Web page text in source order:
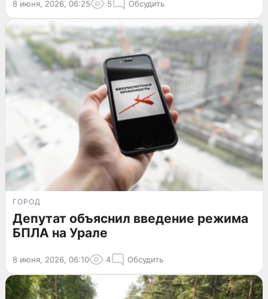
8 июня, 2026, 06:25 5 Обсудить
ГОРОД
Депутат объяснил введение режима
БПЛА на Урале
8 июня, 2026, 06:10 4 Обсудить